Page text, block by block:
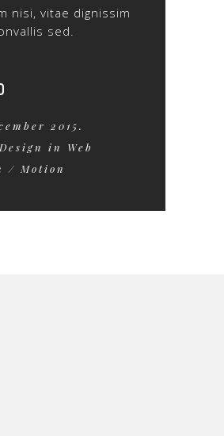
nisi, vitae dignissim
sed.
2015.
in Web
/ Motion